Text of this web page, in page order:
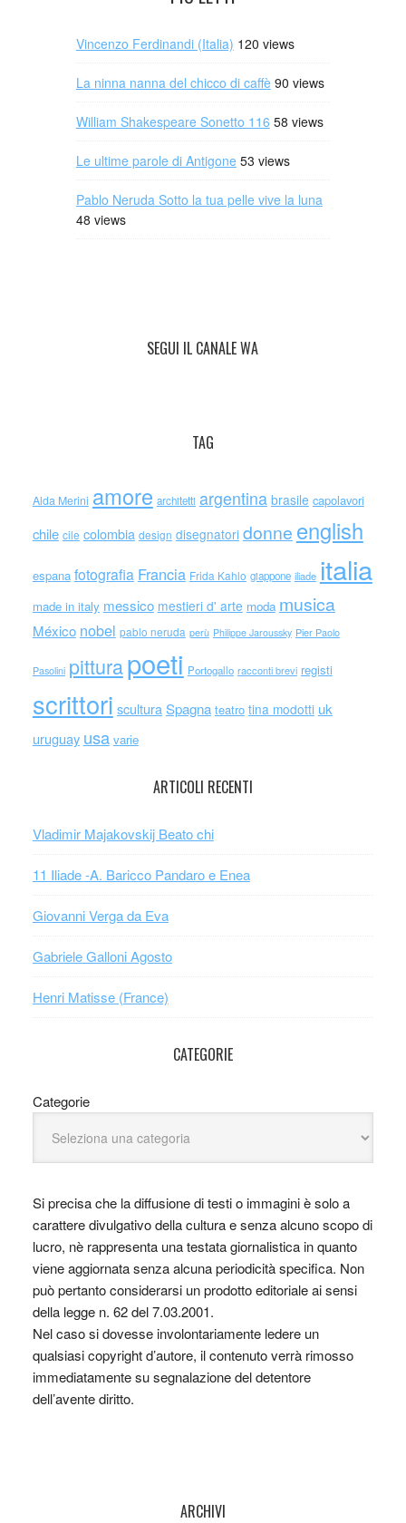
Vincenzo Ferdinandi (Italia) 120 views
La ninna nanna del chicco di caffè 90 views
William Shakespeare Sonetto 116 58 views
Le ultime parole di Antigone 53 views
Pablo Neruda Sotto la tua pelle vive la luna
48 views
SEGUI IL CANALE WA
TAG
Alda Merini amore architetti argentina brasile capolavori
chile cile colombia design disegnatori donne english
espana fotografia Francia Frida Kahlo giappone iliade italia
made in italy messico mestieri d' arte moda musica
México nobel pablo neruda perù Philippe Jaroussky Pier Paolo
Pasolini pitturapoeti Portogallo racconti brevi registi
scrittori scultura Spagna teatro tina modotti uk
uruguay usa varie
ARTICOLI RECENTI
Vladimir Majakovskij Beato chi
11 Iliade -A. Baricco Pandaro e Enea
Giovanni Verga da Eva
Gabriele Galloni Agosto
Henri Matisse (France)
CATEGORIE
Categorie
Si precisa che la diffusione di testi o immagini è solo a
carattere divulgativo della cultura e senza alcuno scopo di
lucro, nè rappresenta una testata giornalistica in quanto
viene aggiornata senza alcuna periodicità specifica. Non
può pertanto considerarsi un prodotto editoriale ai sensi
della legge n. 62 del 7.03.2001.
Nel caso si dovesse involontariamente ledere un
qualsiasi copyright d’autore, il contenuto verrà rimosso
immediatamente su segnalazione del detentore
dell’avente diritto.
ARCHIVI